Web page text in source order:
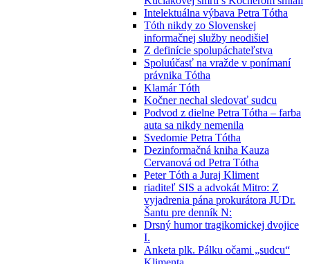
Intelektuálna výbava Petra Tótha
Tóth nikdy zo Slovenskej
informačnej služby neodišiel
Z definície spolupáchateľstva
Spoluúčasť na vražde v ponímaní
právnika Tótha
Klamár Tóth
Kočner nechal sledovať sudcu
Podvod z dielne Petra Tótha – farba
auta sa nikdy nemenila
Svedomie Petra Tótha
Dezinformačná kniha Kauza
Cervanová od Petra Tótha
Peter Tóth a Juraj Kliment
riaditeľ SIS a advokát Mitro: Z
vyjadrenia pána prokurátora JUDr.
Šantu pre denník N:
Drsný humor tragikomickej dvojice
I.
Anketa plk. Pálku očami „sudcu“